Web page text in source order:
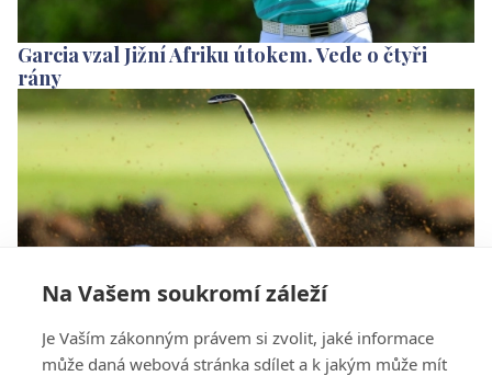
Na Vašem soukromí záleží
Je Vaším zákonným právem si zvolit, jaké informace
může daná webová stránka sdílet a k jakým může mít
Garcia vzal Jižní Afriku útokem. Vede o čtyři
rány
Garcia v JAR stále vede, ale už jen o jedinou ránu